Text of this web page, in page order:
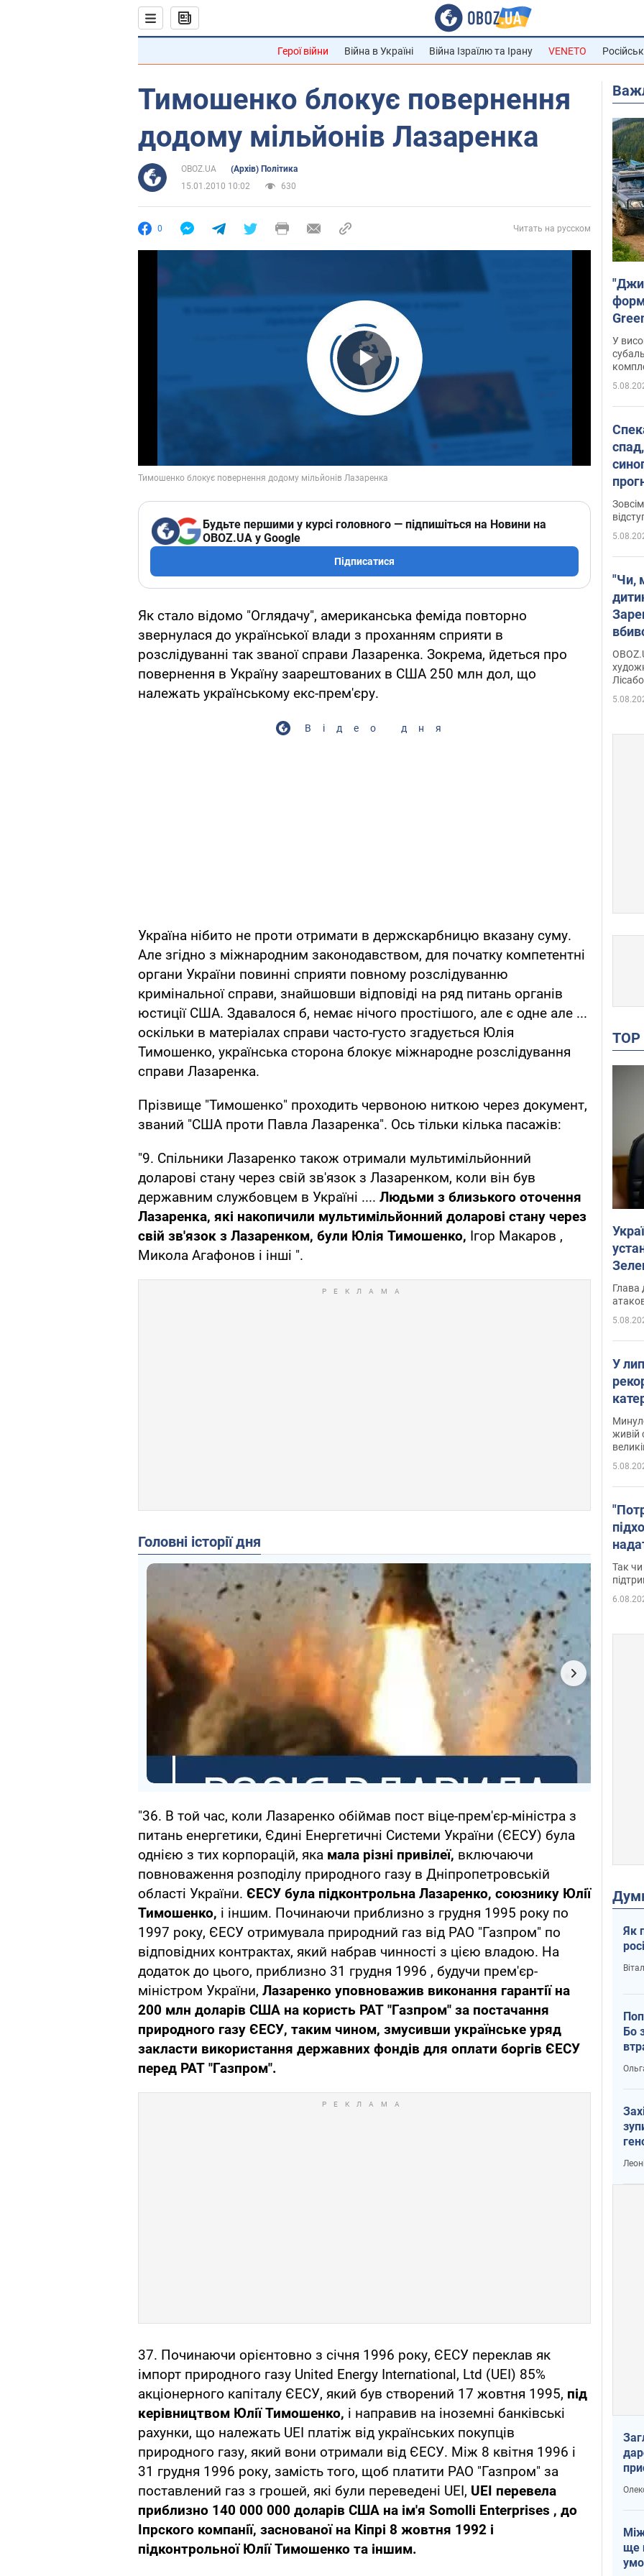
Герої війни Війна в Україні Війна Ізраїлю та Ірану VENETO
Тимошенко блокує повернення
додому мільйонів Лазаренка
OBOZ.UA
(Архів) Політика
15.01.2010 10:02
630
0 Читать на русском
Play Video
Будьте першими у курсі головного — підпишіться на Новини на
OBOZ.UA у Google
Підписатися
Як стало відомо "Оглядачу", американська феміда повторно
звернулася до української влади з проханням сприяти в
розслідуванні так званої справи Лазаренка. Зокрема, йдеться про
повернення в Україну заарештованих в США 250 млн дол, що
належать українському екс-прем'єру.
Відео дня
Україна нібито не проти отримати в держскарбницю вказану суму.
Але згідно з міжнародним законодавством, для початку компетентні
органи України повинні сприяти повному розслідуванню
кримінальної справи, знайшовши відповіді на ряд питань органів
юстиції США. Здавалося б, немає нічого простішого, але є одне але ...
оскільки в матеріалах справи часто-густо згадується Юлія
Тимошенко, українська сторона блокує міжнародне розслідування
справи Лазаренка.
Прізвище "Тимошенко" проходить червоною ниткою через документ,
званий "США проти Павла Лазаренка". Ось тільки кілька пасажів:
"9. Спільники Лазаренко також отримали мультимільйонний
доларові стану через свій зв'язок з Лазаренком, коли він був
державним службовцем в Україні .... Людьми з близького оточення
Лазаренка, які накопичили мультимільйонний доларові стану через
свій зв'язок з Лазаренком, були Юлія Тимошенко, Ігор Макаров ,
Микола Агафонов і інші ".
Головні історії дня
"36. В той час, коли Лазаренко обіймав пост віце-прем'єр-міністра з
питань енергетики, Єдині Енергетичні Системи України (ЄЕСУ) була
однією з тих корпорацій, яка мала різні привілеї, включаючи
повноваження розподілу природного газу в Дніпропетровській
області України. ЄЕСУ була підконтрольна Лазаренко, союзнику Юлії
Тимошенко, і іншим. Починаючи приблизно з грудня 1995 року по
1997 року, ЄЕСУ отримувала природний газ від РАО "Газпром" по
відповідних контрактах, який набрав чинності з цією владою. На
додаток до цього, приблизно 31 грудня 1996 , будучи прем'єр-
міністром України, Лазаренко уповноважив виконання гарантії на
200 млн доларів США на користь РАТ "Газпром" за постачання
природного газу ЄЕСУ, таким чином, змусивши українське уряд
закласти використання державних фондів для оплати боргів ЄЕСУ
перед РАТ "Газпром".
37. Починаючи орієнтовно з січня 1996 року, ЄЕСУ переклав як
імпорт природного газу United Energy International, Ltd (UEI) 85%
акціонерного капіталу ЄЕСУ, який був створений 17 жовтня 1995, під
керівництвом Юлії Тимошенко, і направив на іноземні банківські
рахунки, що належать UEI платіж від українських покупців
природного газу, який вони отримали від ЄЕСУ. Між 8 квітня 1996 і
31 грудня 1996 року, замість того, щоб платити РАО "Газпром" за
поставлений газ з грошей, які були переведені UEI, UEI перевела
приблизно 140 000 000 доларів США на ім'я Somolli Enterprises , до
Іпрского компанії, заснованої на Кіпрі 8 жовтня 1992 і
підконтрольної Юлії Тимошенко та іншим.
У
"Чи,
в
Глава
У
живій
Так чи
Як
Бо
ще